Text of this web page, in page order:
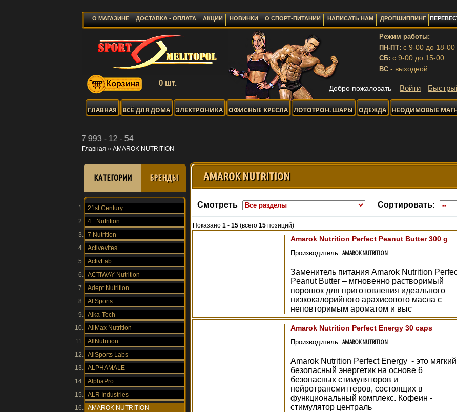
О МАГАЗИНЕ ДОСТАВКА - ОПЛАТА АКЦИИ НОВИНКИ О СПОРТ-ПИТАНИИ НАПИСАТЬ НАМ ДРОПШИППИНГ
Режим работы:
ПН-ПТ: с 9-00 до 18-00
СБ: с 9-00 до 15-00
ВС - выходной
0 шт.
Добро пожаловать Войти
ГЛАВНАЯ ВСЁ ДЛЯ ДОМА ЭЛЕКТРОНИКА ОФИСНЫЕ КРЕСЛА ЛОТОТРОН. ШАРЫ ОДЕЖДА НЕОДИМОВЫЕ
067 993 - 12 - 54
Главная » AMAROK NUTRITION
КАТЕГОРИИ БРЕНДЫ
21st Century
4+ Nutrition
7 Nutrition
Activevites
ActivLab
ACTIWAY Nutrition
Adept Nutrition
AI Sports
Alka-Tech
AllMax Nutrition
AllNutrition
AllSports Labs
ALPHAMALE
AlphaPro
ALR Industries
AMAROK NUTRITION
AMAROK NUTRITION
Смотреть Сортировать:
Показано 1 - 15 (всего 15 позиций)
Amarok Nutrition Perfect Peanut Butter 300 g
Производитель: AMAROK NUTRITION
Заменитель питания Amarok Nutrition
Peanut Butter – мгновенно растворимый
порошок для приготовления идеального
низкокалорийного арахисового масла с
неповторимым ароматом и выс
Amarok Nutrition Perfect Energy 30 caps
Производитель: AMAROK NUTRITION
Amarok Nutrition Perfect Energy - это
безопасный энергетик на основе 6
безопасных стимуляторов и
нейротрансмиттеров, состоящих в
функциональный комплекс. Кофеин -
стимулятор централь